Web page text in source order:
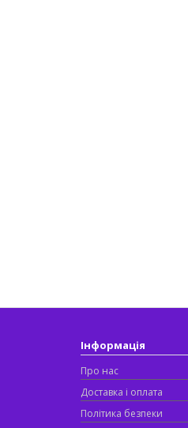
Інформація
Про нас
Доставка і оплата
Політика безпеки